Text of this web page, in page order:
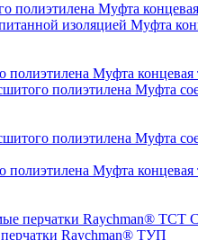
Муфта
Муфта
Муфта концевая
Муфта
Муфта
Муфта концевая
перчатки Raychman® TCT
Raychman® ТУП